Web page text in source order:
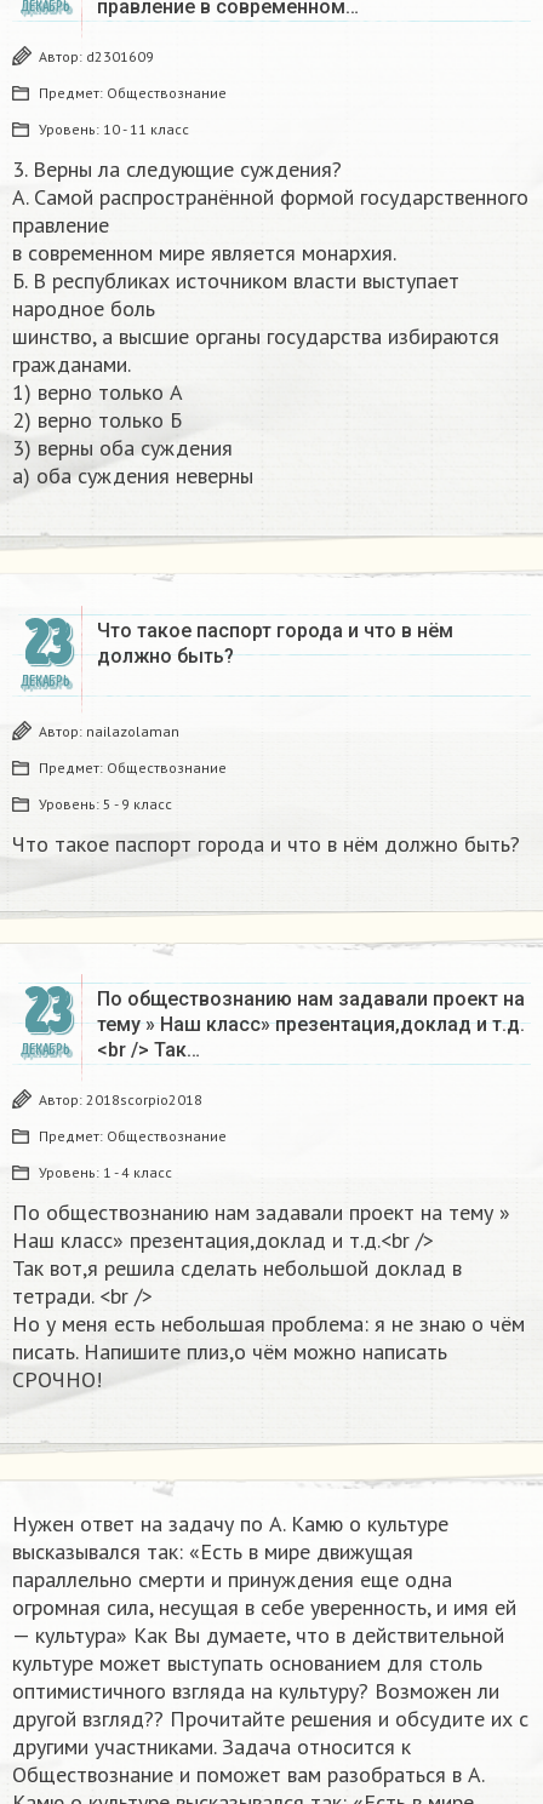
ДЕКАБРЬ
правление в современном…
Автор: d2301609
Предмет: Обществознание
Уровень: 10 - 11 класс
3. Верны ла следующие суждения?
А. Самой распространённой формой государственного
правление
в современном мире является монархия.
Б. В республиках источником власти выступает
народное боль
шинство, а высшие органы государства избираются
гражданами.
1) верно только А
2) верно только Б
3) верны оба суждения
а) оба суждения неверны​
23
ДЕКАБРЬ
Что такое паспорт города и что в нём
должно быть?
Автор: nailazolaman
Предмет: Обществознание
Уровень: 5 - 9 класс
Что такое паспорт города и что в нём должно быть?
23
ДЕКАБРЬ
По обществознанию нам задавали проект на
тему » Наш класс» презентация,доклад и т.д.
<br /> Так…
Автор: 2018scorpio2018
Предмет: Обществознание
Уровень: 1 - 4 класс
По обществознанию нам задавали проект на тему »
Наш класс» презентация,доклад и т.д.<br />
Так вот,я решила сделать небольшой доклад в
тетради. <br />
Но у меня есть небольшая проблема: я не знаю о чём
писать. Напишите плиз,о чём можно написать
СРОЧНО!
Нужен ответ на задачу по А. Камю о культуре
высказывался так: «Есть в мире движущая
параллельно смерти и принуждения еще одна
огромная сила, несущая в себе уверенность, и имя ей
— культура» Как Вы думаете, что в действительной
культуре может выступать основанием для столь
оптимистичного взгляда на культуру? Возможен ли
другой взгляд?? Прочитайте решения и обсудите их с
другими участниками. Задача относится к
Обществознание и поможет вам разобраться в А.